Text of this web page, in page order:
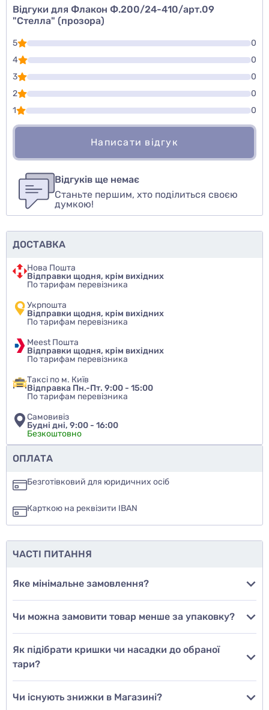
Відгуки для Флакон Ф.200/24-410/арт.09
"Стелла" (прозора)
5
0
4
0
3
0
2
0
1
0
Написати відгук
авторизуйтесьили войдите
Оцінити товар
Чи рекомендуєте ви цей товар
так
ще не знаю
Додати відгук
Відгуків ще немає
Станьте першим, хто поділиться своєю
думкою!
ДОСТАВКА
Нова Пошта
Відправки щодня, крім вихідних
По тарифам перевізника
Укрпошта
Відправки щодня, крім вихідних
По тарифам перевізника
Meest Пошта
Відправки щодня, крім вихідних
По тарифам перевізника
Таксі по м. Київ
Відправка Пн.-Пт. 9:00 - 15:00
По тарифам перевізника
Самовивіз
Будні дні, 9:00 - 16:00
Безкоштовно
ОПЛАТА
Безготівковий для юридичних осіб
Карткою на реквізити IBAN
ЧАСТІ ПИТАННЯ
Яке мінімальне замовлення?
Чи можна замовити товар менше за упаковку?
Як підібрати кришки чи насадки до обраної
тари?
Чи існують знижки в Магазині?